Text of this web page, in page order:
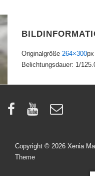
Originalgröße 264×300px
Belichtungsdauer: 1/
Copyright © 2026 Xenia
Theme